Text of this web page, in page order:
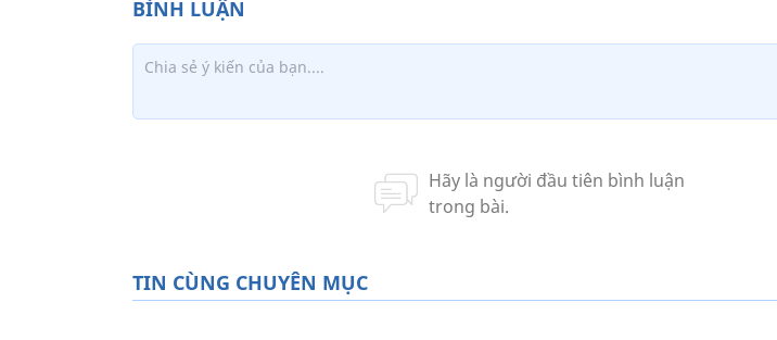
TIN CÙNG CHUYÊN MỤC